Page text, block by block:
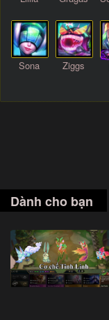
Sona Ziggs
Dành cho bạn